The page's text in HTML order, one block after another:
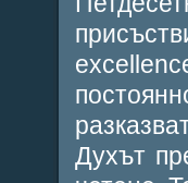
Духът